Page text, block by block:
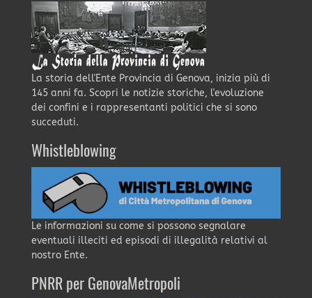
La storia dell'Ente Provincia di Genova, inizia più di
145 anni fa. Scopri le notizie storiche, l'evoluzione
dei confini e i rappresentanti politici che si sono
succeduti.
Whistleblowing
Le informazioni su come si possono segnalare
eventuali illeciti ed episodi di illegalità relativi al
nostro Ente.
PNRR per GenovaMetropoli